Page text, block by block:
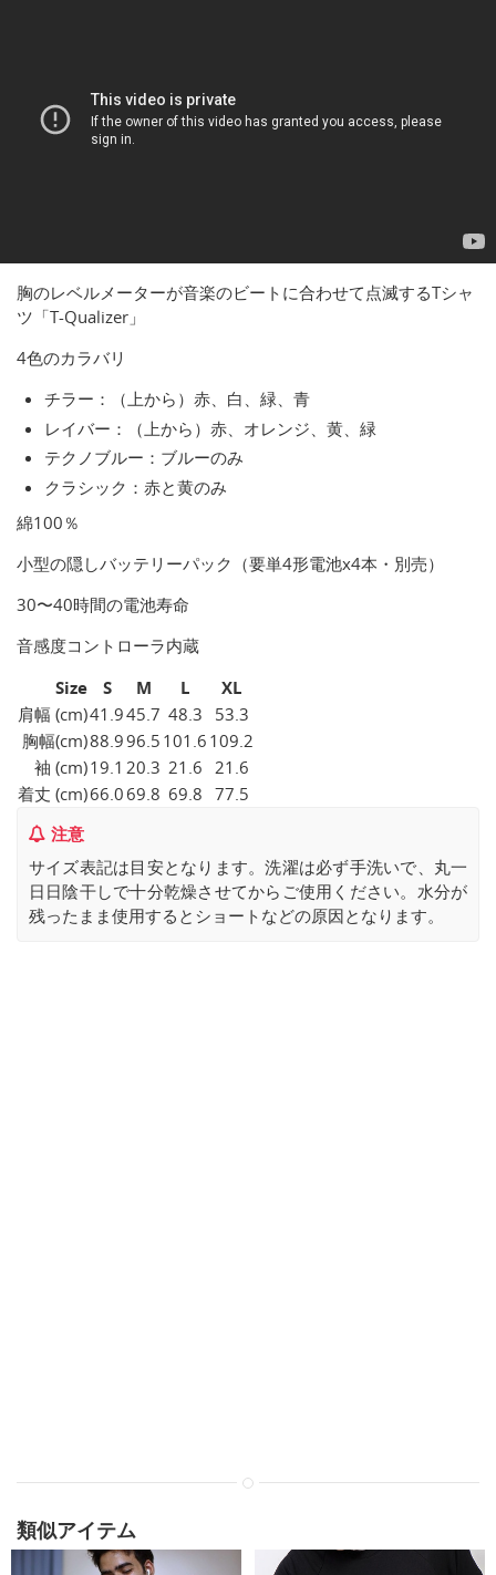
胸のレベルメーターが音楽のビートに合わせて点滅するTシャ
ツ「T-Qualizer」
4色のカラバリ
チラー：（上から）赤、白、緑、青
レイバー：（上から）赤、オレンジ、黄、緑
テクノブルー：ブルーのみ
クラシック：赤と黄のみ
綿100％
小型の隠しバッテリーパック（要単4形電池x4本・別売）
30〜40時間の電池寿命
音感度コントローラ内蔵
Size
S M L
XL
肩幅 (cm)41.945.7 48.3
53.3
胸幅(cm)88.996.5 101.6 109.2
袖 (cm)19.1 20.3 21.6
21.6
着丈 (cm)66.0 69.8 69.8 77.5
注意
サイズ表記は目安となります。洗濯は必ず手洗いで、丸一
日日陰干しで十分乾燥させてからご使用ください。水分が
残ったまま使用するとショートなどの原因となります。
類似アイテム